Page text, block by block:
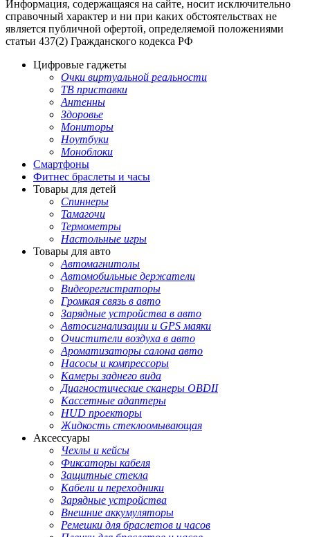
Информация, содержащаяся на сайте, носит исключительно
справочный характер и ни при каких обстоятельствах не
является публичной офертой, определяемой положениями
статьи 437(2) Гражданского кодекса РФ
Цифровые гаджеты
Очки виртуальной реальности
ТВ приставки
Антенны
Здоровье
Мониторы
Ноутбуки
Моноблоки
Смартфоны
Фитнес браслеты и часы
Товары для детей
Спиннеры
Тамагочи
Термометры
Настольные игры
Товары для авто
Автомагнитолы
Автомобильные держатели
Видеорегистраторы
Громкая связь в авто
Зарядные устройства в авто
Автосигнализации и GPS маяки
Очистители воздуха в авто
Ароматизаторы салона авто
Насосы и компрессоры
Камеры заднего вида
Диагностические сканеры OBDII
Кассетные адаптеры
HUD проекторы
Жидкость стеклоомывающая
Аксессуары
Чехлы и кейсы
Фиксаторы кабеля
Защитные стекла
Кабели и переходники
Зарядные устройства
Внешние аккумуляторы
Ремешки для браслетов и часов